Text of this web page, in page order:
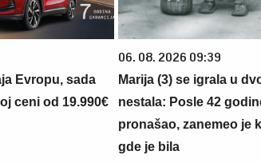
Evropu, sada
ceni od 19.990€
06. 08. 2026 09:39
Marija (3) se igrala u
nestala: Posle 42
pronašao, zanemeo je
gde je bila